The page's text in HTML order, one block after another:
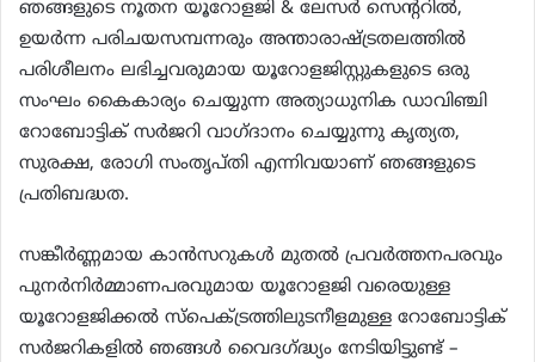
ഞങ്ങളുടെ നൂതന യൂറോളജി & ലേസർ സെന്ററിൽ,
ഉയർന്ന പരിചയസമ്പന്നരും അന്താരാഷ്ട്രതലത്തിൽ
പരിശീലനം ലഭിച്ചവരുമായ യൂറോളജിസ്റ്റുകളുടെ ഒരു
സംഘം കൈകാര്യം ചെയ്യുന്ന അത്യാധുനിക ഡാവിഞ്ചി
റോബോട്ടിക് സർജറി വാഗ്ദാനം ചെയ്യുന്നു കൃത്യത,
സുരക്ഷ, രോഗി സംതൃപ്തി എന്നിവയാണ് ഞങ്ങളുടെ
പ്രതിബദ്ധത.
സങ്കീർണ്ണമായ കാൻസറുകൾ മുതൽ പ്രവർത്തനപരവും
പുനർനിർമ്മാണപരവുമായ യൂറോളജി വരെയുള്ള
യൂറോളജിക്കൽ സ്പെക്ട്രത്തിലുടനീളമുള്ള റോബോട്ടിക്
സർജറികളിൽ ഞങ്ങൾ വൈദഗ്ദ്ധ്യം നേടിയിട്ടുണ്ട് –